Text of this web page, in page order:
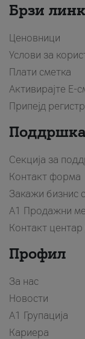
Брзи
Ценовници
Услови за
Плати сметка
Активирајте Е-
Припејд
Секција за
Контакт форма
Закажи бизнис
A1 Продажни
Контакт центар
Профил
За нас
Новости
А1 Групација
Кариера